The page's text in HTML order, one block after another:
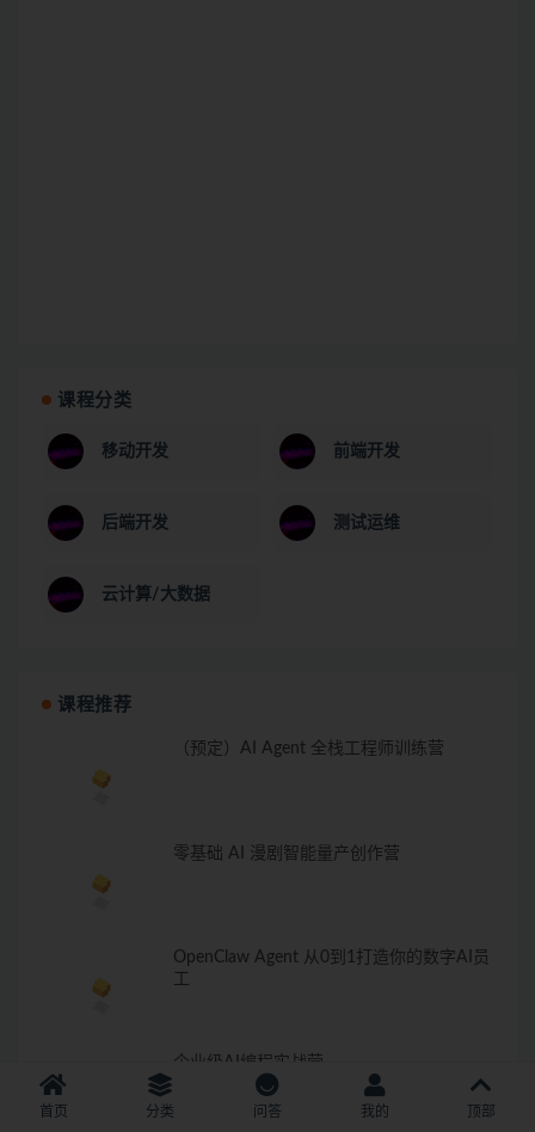
课程分类
移动开发 前端开发
后端开发 测试运维
云计算/大数据
课程推荐
（预定）AI Agent 全栈工程师训练营
零基础 AI 漫剧智能量产创作营
OpenClaw Agent 从0到1打造你的数字AI员
企业级AI编程实战营
首页 分类 问答 我的 顶部